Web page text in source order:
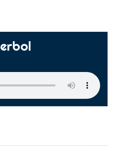
erbol